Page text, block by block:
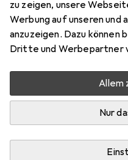
zu zeigen, unsere
Werbung auf unseren und
anzuzeigen. Dazu können
Dritte und Werbepartner
Allem
Nur
Aktuell nicht lieferbar
Benachrichtigen, wenn
Vergleichen
Kostenloser Versand ab